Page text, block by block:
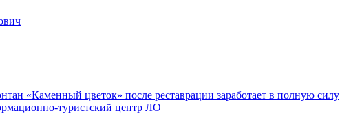
«Каменный цветок» после реставрации заработает в полную силу
туристский центр ЛО